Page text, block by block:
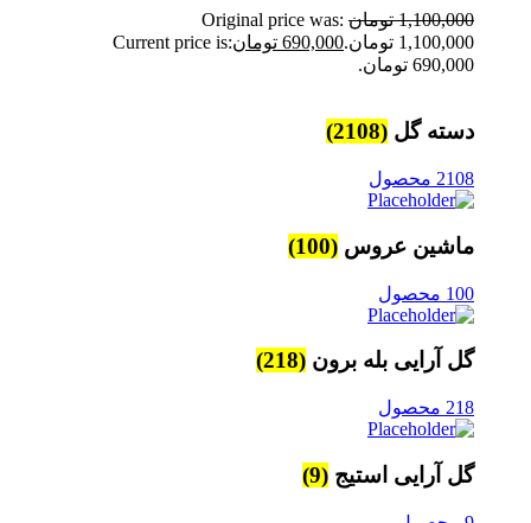
1,100,000 تومان Original price was:
1,100,000 تومان.
690,000 تومانCurrent price is:
690,000 تومان.
دسته گل (2108)
2108 محصول
ماشین عروس (100)
100 محصول
گل آرایی بله برون (218)
218 محصول
گل آرایی استیج (9)